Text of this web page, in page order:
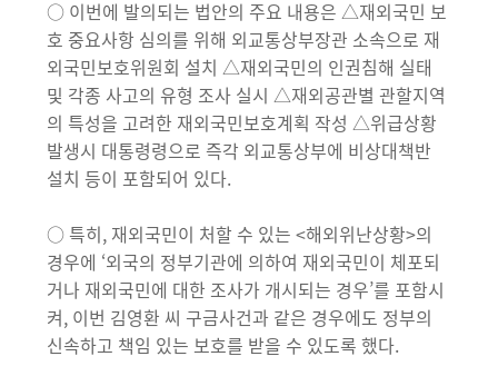
○ 이번에 발의되는 법안의 주요 내용은 △재외국민 보
호 중요사항 심의를 위해 외교통상부장관 소속으로 재
외국민보호위원회 설치 △재외국민의 인권침해 실태
및 각종 사고의 유형 조사 실시 △재외공관별 관할지역
의 특성을 고려한 재외국민보호계획 작성 △위급상황
발생시 대통령령으로 즉각 외교통상부에 비상대책반
설치 등이 포함되어 있다.
○ 특히, 재외국민이 처할 수 있는 <해외위난상황>의
경우에 ‘외국의 정부기관에 의하여 재외국민이 체포되
거나 재외국민에 대한 조사가 개시되는 경우’를 포함시
켜, 이번 김영환 씨 구금사건과 같은 경우에도 정부의
신속하고 책임 있는 보호를 받을 수 있도록 했다.